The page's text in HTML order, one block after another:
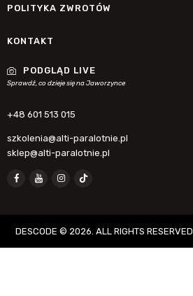
POLITYKA ZWROTÓW
KONTAKT
PODGLĄD LIVE
Sprawdź, co dzieje się na Jaworzynce
+48 601 513 015
szkolenia@alti-paralotnie.pl
sklep@alti-paralotnie.pl
DESCODE © 2026. ALL RIGHTS RESERVED.